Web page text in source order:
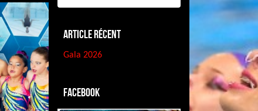
Article récent
Gala 2026
Facebook